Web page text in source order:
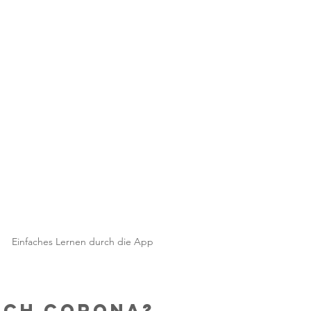
Einfaches Lernen durch die App